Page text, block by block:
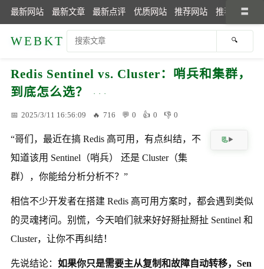
最新网站 最新文章 最新点评 优质网站 推荐网站 推荐文章
WEBKT
Redis Sentinel vs. Cluster：哨兵和集群，
到底怎么选？
2025/3/11 16:56:09 716 0 0 0
“哥们，最近在搞 Redis 高可用，有点纠结，不
知道该用 Sentinel（哨兵） 还是 Cluster（集
群），你能给分析分析不？”
相信不少开发者在搭建 Redis 高可用方案时，都会遇到类似
的灵魂拷问。别慌，今天咱们就来好好掰扯掰扯 Sentinel 和
Cluster，让你不再纠结！
先说结论： 如果你只是需要主从复制和故障自动转移，Sen